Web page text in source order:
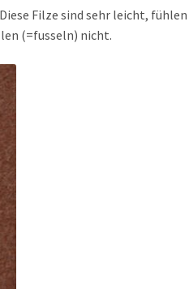
Filze sind sehr leicht,
(=fusseln) nicht.